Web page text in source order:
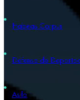
Habeas Corpus
Defensa de
Asilo